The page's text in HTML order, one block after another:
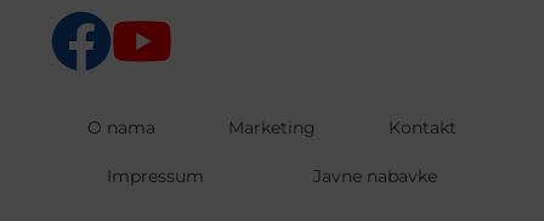
O nama Marketing Kontakt
Impressum Javne nabavke